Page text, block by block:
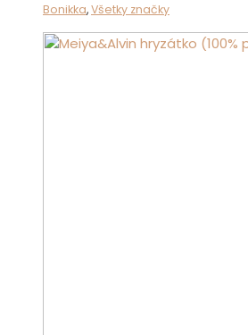
Bonikka,Všetky značky